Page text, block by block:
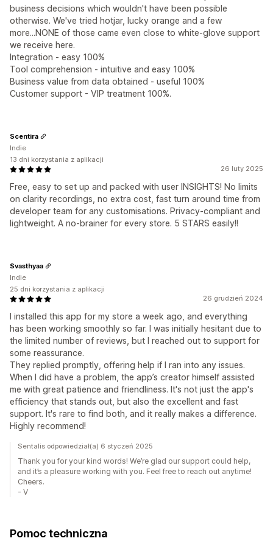
business decisions which wouldn't have been possible
otherwise. We've tried hotjar, lucky orange and a few
more...NONE of those came even close to white-glove support
we receive here.
Integration - easy 100%
Tool comprehension - intuitive and easy 100%
Business value from data obtained - useful 100%
Customer support - VIP treatment 100%.
26 luty 2025
Free, easy to set up and packed with user INSIGHTS! No limits
on clarity recordings, no extra cost, fast turn around time from
developer team for any customisations. Privacy-compliant and
lightweight. A no-brainer for every store. 5 STARS easily!!
Scentira
Indie
13 dni korzystania z aplikacji
26 grudzień 2024
I installed this app for my store a week ago, and everything
has been working smoothly so far. I was initially hesitant due to
the limited number of reviews, but I reached out to support for
some reassurance.
They replied promptly, offering help if I ran into any issues.
When I did have a problem, the app’s creator himself assisted
me with great patience and friendliness. It's not just the app's
efficiency that stands out, but also the excellent and fast
support. It's rare to find both, and it really makes a difference.
Highly recommend!
Svasthyaa
Indie
25 dni korzystania z aplikacji
Sentalis odpowiedział(a) 6 styczeń 2025
Thank you for your kind words! We’re glad our support could help,
and it’s a pleasure working with you. Feel free to reach out anytime!
Cheers.
- V
Pomoc techniczna